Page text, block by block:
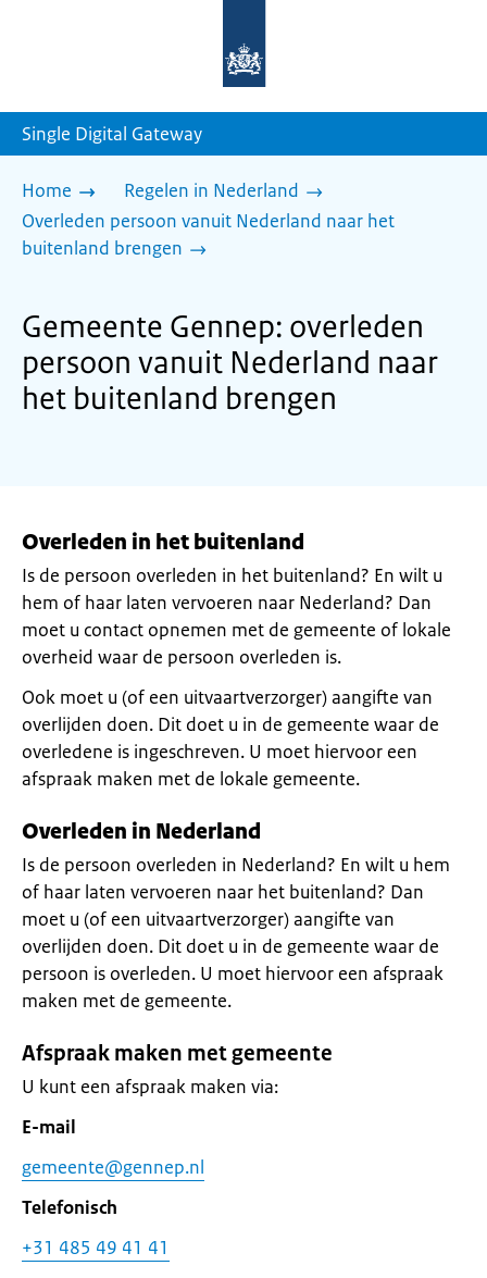
homepage
Single Digital Gateway
Home
Regelen in Nederland
Overleden persoon vanuit Nederland naar het
buitenland brengen
Gemeente Gennep: overleden
persoon vanuit Nederland naar
het buitenland brengen
Overleden in het buitenland
Is de persoon overleden in het buitenland? En wilt u
hem of haar laten vervoeren naar Nederland? Dan
moet u contact opnemen met de gemeente of lokale
overheid waar de persoon overleden is.
Ook moet u (of een uitvaartverzorger) aangifte van
overlijden doen. Dit doet u in de gemeente waar de
overledene is ingeschreven. U moet hiervoor een
afspraak maken met de lokale gemeente.
Overleden in Nederland
Is de persoon overleden in Nederland? En wilt u hem
of haar laten vervoeren naar het buitenland? Dan
moet u (of een uitvaartverzorger) aangifte van
overlijden doen. Dit doet u in de gemeente waar de
persoon is overleden. U moet hiervoor een afspraak
maken met de gemeente.
Afspraak maken met gemeente
U kunt een afspraak maken via:
E-mail
gemeente@gennep.nl
Telefonisch
+31 485 49 41 41